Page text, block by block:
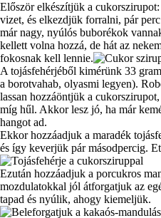
Először elkészítjük a
vizet, és elkezdjük forralni, pár
már nagy, nyúlós buborékok
kellett volna hozzá, de hát az
fokosnak kell lennie.
A tojásfehérjéből kimérünk 33
a borotvahab, olyasmi legyen).
lassan hozzáöntjük a
míg hűl. Akkor lesz jó, ha már
hangot ad.
Ekkor hozzáadjuk a maradék
és így keverjük pár másodpercig.
Ezután hozzáadjuk a porcukros
mozdulatokkal jól átforgatjuk az
tapad és nyúlik, ahogy kiemeljük.